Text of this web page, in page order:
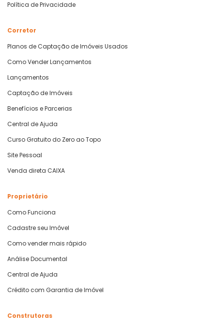
Política de Privacidade
Corretor
Planos de Captação de Imóveis Usados
Como Vender Lançamentos
Lançamentos
Captação de Imóveis
Benefícios e Parcerias
Central de Ajuda
Curso Gratuito do Zero ao Topo
Site Pessoal
Venda direta CAIXA
Proprietário
Como Funciona
Cadastre seu Imóvel
Como vender mais rápido
Análise Documental
Central de Ajuda
Crédito com Garantia de Imóvel
Construtoras